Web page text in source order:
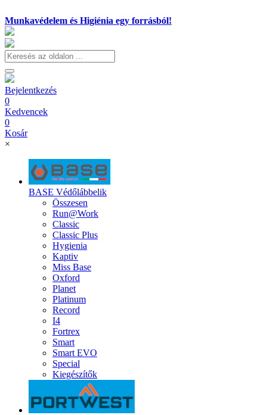
Munkavédelem és Higiénia egy forrásból!
Bejelentkezés
0
Kedvencek
0
Kosár
×
BASE Védőlábbelik
Összesen
Run@Work
Classic
Classic Plus
Hygienia
Kaptiv
Miss Base
Oxford
Planet
Platinum
Record
I4
Fortrex
Smart
Smart EVO
Special
Kiegészítők